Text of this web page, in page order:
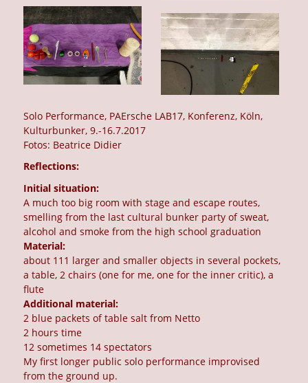
Solo Performance, PAErsche LAB17, Konferenz, Köln,
Kulturbunker, 9.-16.7.2017
Fotos: Beatrice Didier
Reflections:
Initial situation:
A much too big room with stage and escape routes,
smelling from the last cultural bunker party of sweat,
alcohol and smoke from the high school graduation
Material:
about 111 larger and smaller objects in several pockets,
a table, 2 chairs (one for me, one for the inner critic), a
flute
Additional material:
2 blue packets of table salt from Netto
2 hours time
12 sometimes 14 spectators
My first longer public solo performance improvised
from the ground up.